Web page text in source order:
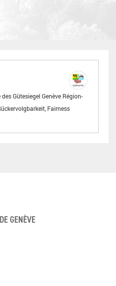
Gütesiegel Genève Région-
Fairness
GENÈVE